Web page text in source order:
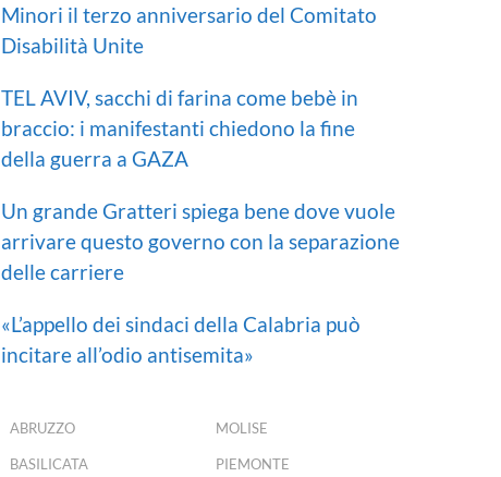
Minori il terzo anniversario del Comitato
Disabilità Unite
TEL AVIV, sacchi di farina come bebè in
braccio: i manifestanti chiedono la fine
della guerra a GAZA
Un grande Gratteri spiega bene dove vuole
arrivare questo governo con la separazione
delle carriere
«L’appello dei sindaci della Calabria può
incitare all’odio antisemita»
ABRUZZO
BASILICATA
MOLISE
PIEMONTE